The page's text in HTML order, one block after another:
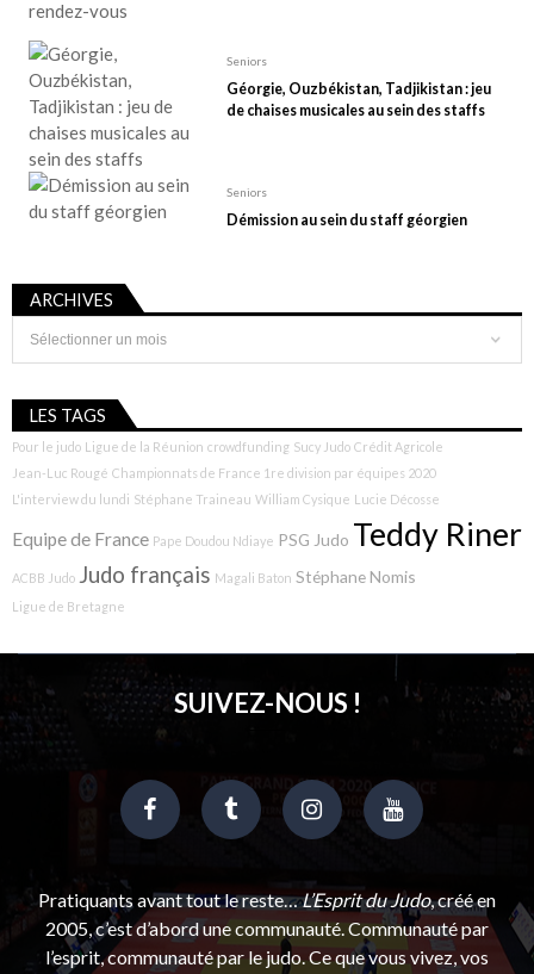
Seniors
Géorgie, Ouzbékistan, Tadjikistan : jeu
de chaises musicales au sein des staffs
Seniors
Démission au sein du staff géorgien
ARCHIVES
Archives
LES TAGS
Pour le judo Ligue de la Réunion crowdfunding Sucy Judo Crédit Agricole
Jean-Luc Rougé Championnats de France 1re division par équipes 2020
L'interview du lundi Stéphane Traineau William Cysique Lucie Décosse
Equipe de France Pape Doudou Ndiaye PSG Judo Teddy Riner
ACBB Judo Judo français Magali Baton Stéphane Nomis
Ligue de Bretagne
SUIVEZ-NOUS !
Pratiquants avant tout le reste…L’Esprit du Judo, créé en
2005, c’est d’abord une communauté. Communauté par
l’esprit, communauté par le judo. Ce que vous vivez, vos